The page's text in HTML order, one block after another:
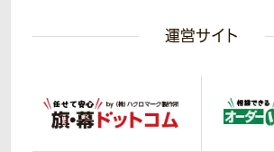
運営サイト